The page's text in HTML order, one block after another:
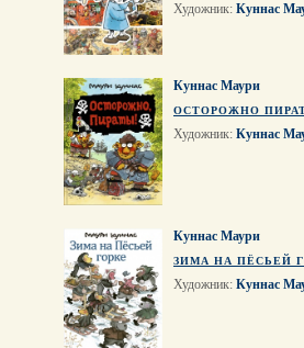
Художник: Куннас
Куннас Маури
ОСТОРОЖНО
Художник: Куннас
Куннас Маури
ЗИМА НА ПЁСЬЕЙ
Художник: Куннас